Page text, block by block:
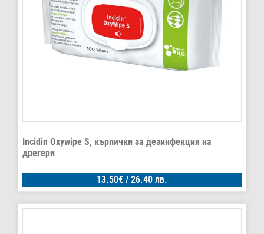
Incidin Oxywipe S, кърпички за дезинфекция на
дрегери
13.50€ / 26.40 лв.